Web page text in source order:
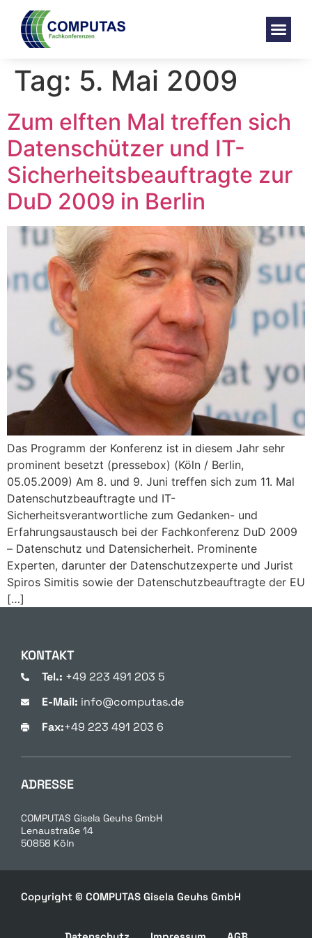
Tag: 5. Mai 2009
Zum elften Mal treffen sich
Datenschützer und IT-
Sicherheitsbeauftragte zur
DuD 2009 in Berlin
Das Programm der Konferenz ist in diesem Jahr sehr
prominent besetzt (pressebox) (Köln / Berlin,
05.05.2009) Am 8. und 9. Juni treffen sich zum 11. Mal
Datenschutzbeauftragte und IT-
Sicherheitsverantwortliche zum Gedanken- und
Erfahrungsaustausch bei der Fachkonferenz DuD 2009
– Datenschutz und Datensicherheit. Prominente
Experten, darunter der Datenschutzexperte und Jurist
Spiros Simitis sowie der Datenschutzbeauftragte der EU
[…]
KONTAKT
Tel.: +49 223 491 203 5
E-Mail: info@computas.de
Fax:+49 223 491 203 6
ADRESSE
COMPUTAS Gisela Geuhs GmbH
Lenaustraße 14
50858 Köln
Copyright © COMPUTAS Gisela Geuhs GmbH